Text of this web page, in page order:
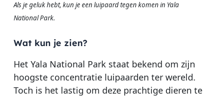
Als je geluk hebt, kun je een luipaard tegen komen in Yala
National Park.
Wat kun je zien?
Het Yala National Park staat bekend om zijn
hoogste concentratie luipaarden ter wereld.
Toch is het lastig om deze prachtige dieren te